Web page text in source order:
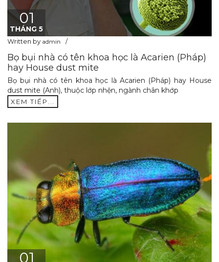
01
THÁNG 5
Written by admin
Bọ bụi nhà có tên khoa học là Acarien (Pháp)
hay House dust mite
Bọ bụi nhà có tên khoa học là Acarien (Pháp) hay House
dust mite (Anh), thuộc lớp nhện, ngành chân khớp
XEM TIẾP...
01